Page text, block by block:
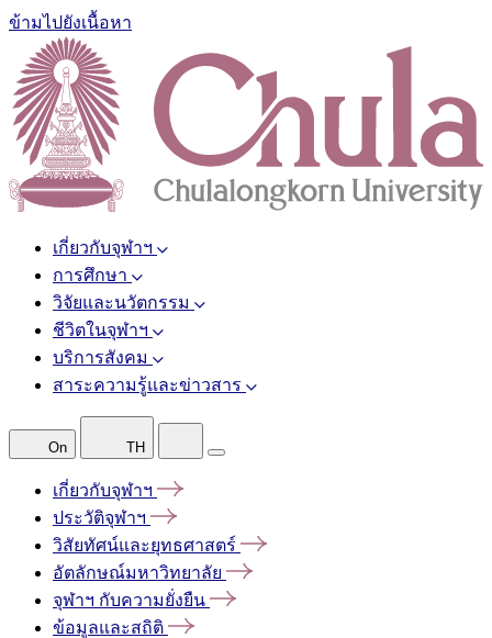
ข้ามไปยังเนื้อหา
เกี่ยวกับจุฬาฯ
การศึกษา
วิจัยและนวัตกรรม
ชีวิตในจุฬาฯ
บริการสังคม
สาระความรู้และข่าวสาร
On TH
เกี่ยวกับจุฬาฯ
ประวัติจุฬาฯ
วิสัยทัศน์และยุทธศาสตร์
อัตลักษณ์มหาวิทยาลัย
จุฬาฯ กับความยั่งยืน
ข้อมูลและสถิติ